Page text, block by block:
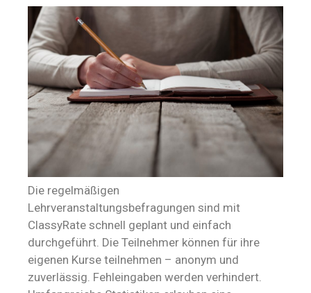
Die regelmäßigen
Lehrveranstaltungsbefragungen sind mit
ClassyRate schnell geplant und einfach
durchgeführt. Die Teilnehmer können für ihre
eigenen Kurse teilnehmen – anonym und
zuverlässig. Fehleingaben werden verhindert.